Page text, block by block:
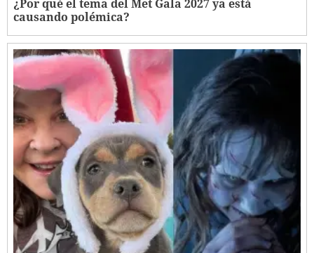
¿Por qué el tema del Met Gala 2027 ya está
causando polémica?